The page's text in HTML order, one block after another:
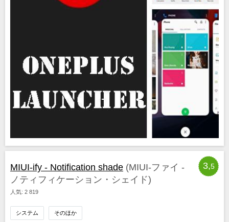
3,5
MIUI-ify - Notification shade (MIUI-ファイ -
ノティフィケーション・シェイド)
人気: 2 819
システム そのほか